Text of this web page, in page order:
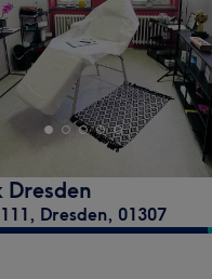
, Dresden, 01307